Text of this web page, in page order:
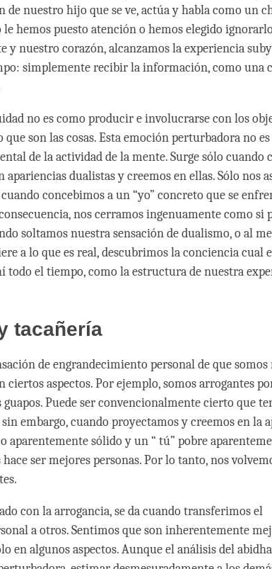
nuestro hijo que se ve, actúa y habla como un
le hemos puesto atención o hemos elegido
y nuestro corazón, alcanzamos la experiencia
simplemente recibir la información, como una
no es como producir e involucrarse con los
son las cosas. Esta emoción perturbadora no
de la actividad de la mente. Surge sólo cuando
apariencias dualistas y creemos en ellas. Sólo nos
concebimos a un “yo” concreto que se
nos cerramos ingenuamente como si
soltamos nuestra sensación de dualismo, o al
a lo que es real, descubrimos la conciencia cual
todo el tiempo, como la estructura de nuestra
tacañería
de engrandecimiento personal de que
ciertos aspectos. Por ejemplo, somos arrogantes
Puede ser convencionalmente cierto que
embargo, cuando proyectamos y creemos en la
aparentemente sólido y un “ tú” pobre
ser mejores personas. Por lo tanto, nos
con la arrogancia, se da cuando transferimos el
a otros. Sentimos que son inherentemente
en algunos aspectos. Aunque el análisis del